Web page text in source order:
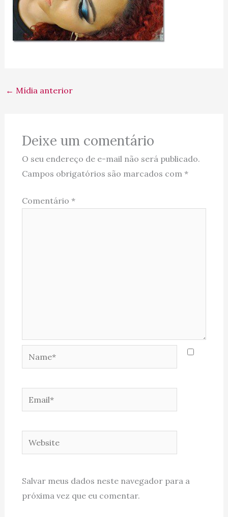
← Mídia anterior
Deixe um comentário
O seu endereço de e-mail não será publicado.
Campos obrigatórios são marcados com *
Comentário *
Name*
Email*
Website
Salvar meus dados neste navegador para a
próxima vez que eu comentar.